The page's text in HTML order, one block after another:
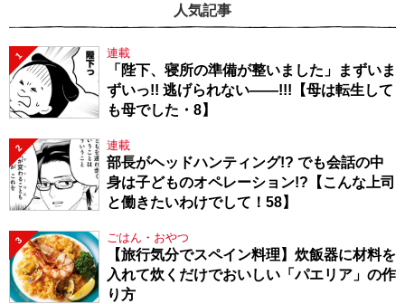
人気記事
1 連載
「陛下、寝所の準備が整いました」まずいま
ずいっ!! 逃げられない――!!!【母は転生して
も母でした・8】
2 連載
部長がヘッドハンティング!? でも会話の中
身は子どものオペレーション!?【こんな上司
と働きたいわけでして！58】
3 ごはん・おやつ
【旅行気分でスペイン料理】炊飯器に材料を
入れて炊くだけでおいしい「パエリア」の作
り方